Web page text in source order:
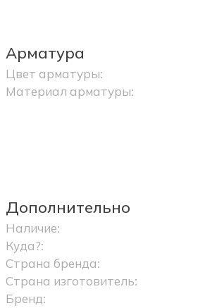
Арматура
Цвет арматуры:
Материал арматуры:
Дополнительно
Наличие:
Куда?:
Страна бренда:
Страна изготовитель:
Бренд: